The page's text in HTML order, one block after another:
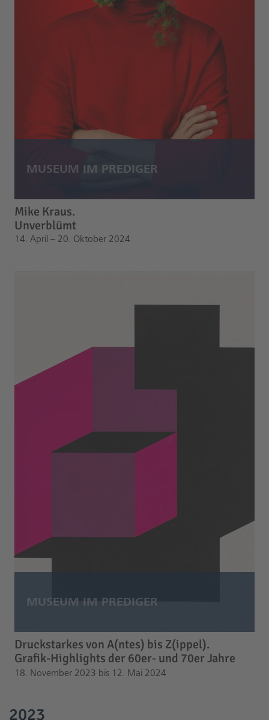
Mike Kraus.
Unverblümt
14. April – 20. Oktober 2024
Druckstarkes von A(ntes) bis Z(ippel).
Grafik-Highlights der 60er- und 70er Jahre
18. November 2023 bis 12. Mai 2024
2023